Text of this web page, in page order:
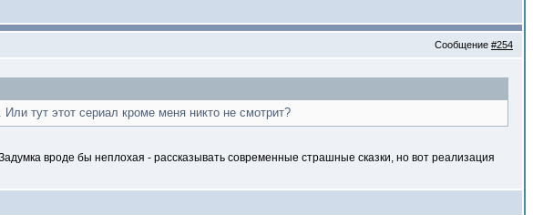
Сообщение #254
тут этот сериал кроме меня никто не смотрит?
вроде бы неплохая - рассказывать современные страшные сказки, но вот реализация